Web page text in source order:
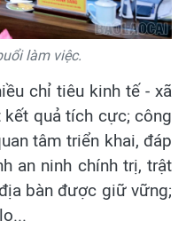
làm việc.
chỉ tiêu kinh tế - xã
quả tích cực; công
tâm triển khai, đáp
an ninh chính trị, trật
bàn được giữ vững;